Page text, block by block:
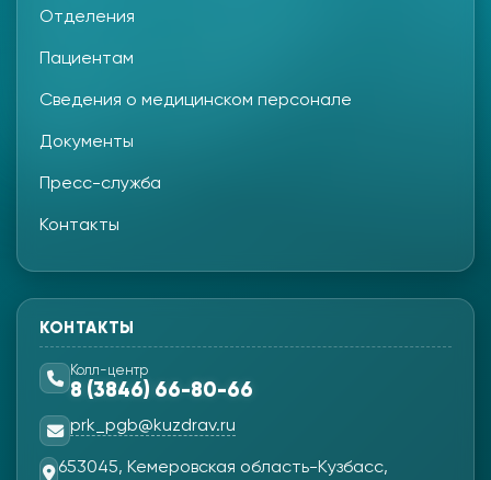
Отделения
Пациентам
Сведения о медицинском персонале
Документы
Пресс-служба
Контакты
КОНТАКТЫ
Колл-центр
8 (3846) 66-80-66
prk_pgb@kuzdrav.ru
653045, Кемеровская область-Кузбасс,